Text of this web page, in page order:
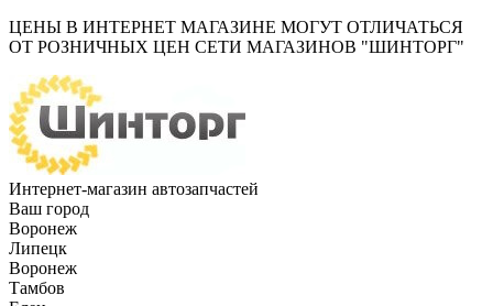
ЦЕНЫ В ИНТЕРНЕТ МАГАЗИНЕ МОГУТ ОТЛИЧАТЬСЯ
ОТ РОЗНИЧНЫХ ЦЕН СЕТИ МАГАЗИНОВ "ШИНТОРГ"
Интернет-магазин автозапчастей
Ваш город
Воронеж
Липецк
Воронеж
Тамбов